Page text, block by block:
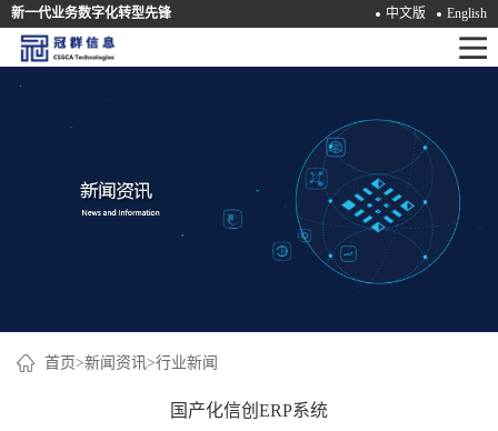
新一代业务数字化转型先锋 中文版 English
首
首页>新闻资讯>行业新闻
国产化信创ERP系统